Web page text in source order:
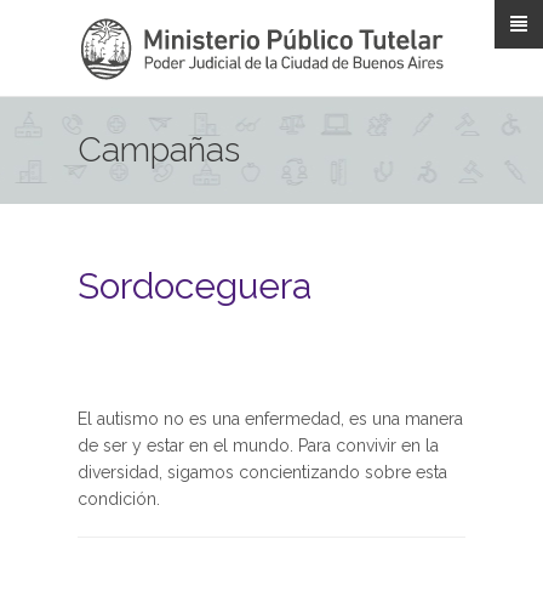
Campañas
Sordoceguera
El autismo no es una enfermedad, es una manera
de ser y estar en el mundo. Para convivir en la
diversidad, sigamos concientizando sobre esta
condición.